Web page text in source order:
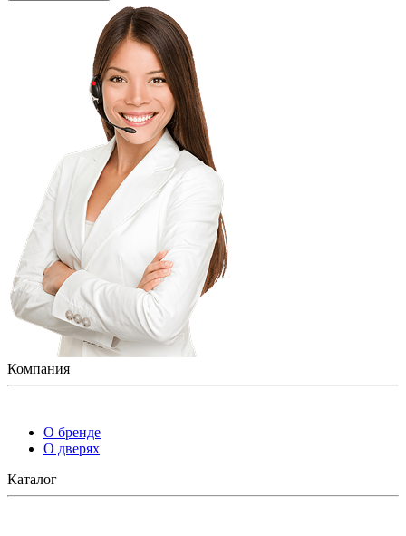
Компания
О бренде
О дверях
Каталог